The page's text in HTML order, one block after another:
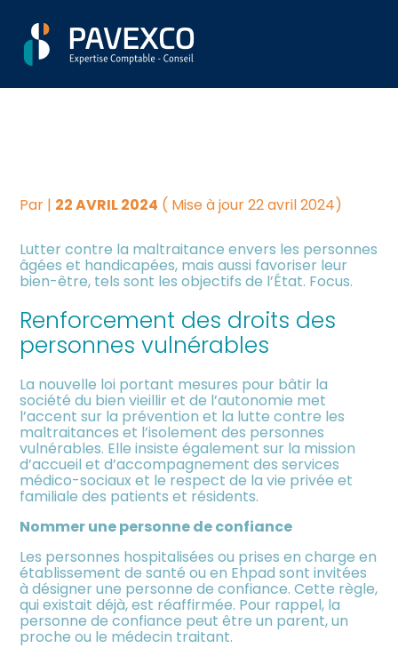
Aller
au
Créer et reprendre une
activité
Construire votre patrimoine
Être prêt pour la facturation
électronique
Investir dans la location
meublée
Piloter votre gestion
LOI BIEN-VIEILLIR ACTE 2 :
Par | 22 AVRIL 2024 ( Mise à jour 22 avril 2024)
Lutter contre la maltraitance envers les personnes
âgées et handicapées, mais aussi favoriser leur
bien-être, tels sont les objectifs de l’État. Focus.
Renforcement des droits des
personnes vulnérables
La nouvelle loi portant mesures pour bâtir la
société du bien vieillir et de l’autonomie met
l’accent sur la prévention et la lutte contre les
maltraitances et l’isolement des personnes
vulnérables. Elle insiste également sur la mission
d’accueil et d’accompagnement des services
médico-sociaux et le respect de la vie privée et
familiale des patients et résidents.
Nommer une personne de confiance
Les personnes hospitalisées ou prises en charge en
établissement de santé ou en Ehpad sont invitées
à désigner une personne de confiance. Cette règle,
qui existait déjà, est réaffirmée. Pour rappel, la
personne de confiance peut être un parent, un
proche ou le médecin traitant.